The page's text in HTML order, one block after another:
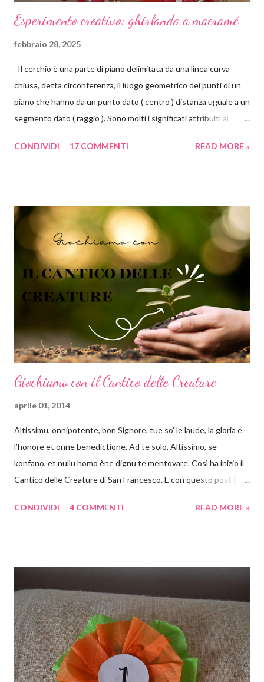
Esperimento creativo: ghirlanda a macramé
febbraio 28, 2025
Il cerchio è una parte di piano delimitata da una linea curva
chiusa, detta circonferenza, il luogo geometrico dei punti di un
piano che hanno da un punto dato ( centro ) distanza uguale a un
segmento dato ( raggio ). Sono molti i significati attribuiti al
presenta né un inizio né una fine, non presenta spigoli.
Secondo la psicologia delle forme, le forme arrotondate come
cerchi ed ovali tendono a inviare un messaggio emotivo positivo
di armonia e protezione. Al contrario del quadrato, che
trasmette stabilità, il cerchio si presta molto bene a comunicare
lo scorrere del tempo, il dinamismo e il movimento. Ok tranquilli
tutti, ho finito il momento di divulgazione scientifica e ritorno nei
CONDIVIDI 17 COMMENTI READ MORE »
Giochiamo con il Cantico delle Creature
aprile 01, 2014
Altissimu, onnipotente, bon Signore, tue so’ le laude, la gloria e
l’honore et onne benedictione. Ad te solo, Altissimo, se
konfano, et nullu homo ène dignu te mentovare. Così ha inizio il
Cantico delle Creature di San Francesco. E con questo post ha
sì con i libri, con le poesie e in genere con tutto ciò che è arte si
perché è pieno di spunti creativi . Ora vi spiego cosa ho in mente
e come saranno articolati i prossimi post. Partirò dagli elementi
(sole, luna e stelle, vento, acqua, fuoco, terra) come pretesto per
lavoretti, giochi e letture. Il Cantico ci terrà compagnia per un
bel po' di settimane, ma vedrete quante cose e quanti progetti
salteranno...
CONDIVIDI 4 COMMENTI READ MORE »